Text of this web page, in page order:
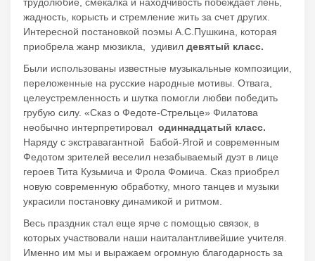
жадность, корысть и стремление жить за счет других.
Интересной постановкой поэмы А.С.Пушкина, которая
приобрела жанр мюзикла, удивил девятый класс.
Были использованы известные музыкальные композиции,
переложенные на русские народные мотивы. Отвага,
целеустремленность и шутка помогли любви победить
грубую силу. «Сказ о Федоте-Стрельце» Филатова
необычно интерпретировал одиннадцатый класс.
Наряду с экстравагантной Бабой-Ягой и современным
Федотом зрителей веселил незабываемый дуэт в лице
героев Тита Кузьмича и Фрола Фомича. Сказ приобрел
новую современную обработку, много танцев и музыки
украсили постановку динамикой и ритмом.
Весь праздник стал еще ярче с помощью связок, в
которых участвовали наши наиталантливейшие учителя.
Именно им мы и выражаем огромную благодарность за